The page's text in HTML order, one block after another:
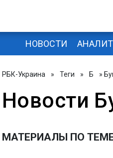
НОВОСТИ
РБК-Украина » Теги » Б »
Новости
МАТЕРИАЛЫ ПО